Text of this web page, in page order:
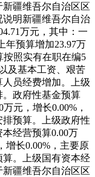
新疆维吾尔自治区区
说明新疆维吾尔自治
万元，其中： 一
年预算增加23.97万
按照实有在职在编5
及基本工资、艰苦
员经费增加。
上级
政府性基金预算
元，增长0.00%，
预算。
上级政府性
本经营预算0.00万
增长0.00%，主要原
。
上级国有资本经
新疆维吾尔自治区区